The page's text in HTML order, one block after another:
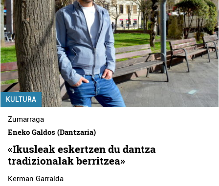
KULTURA
Zumarraga
Eneko Galdos (Dantzaria)
«Ikusleak eskertzen du dantza
tradizionalak berritzea»
Kerman Garralda